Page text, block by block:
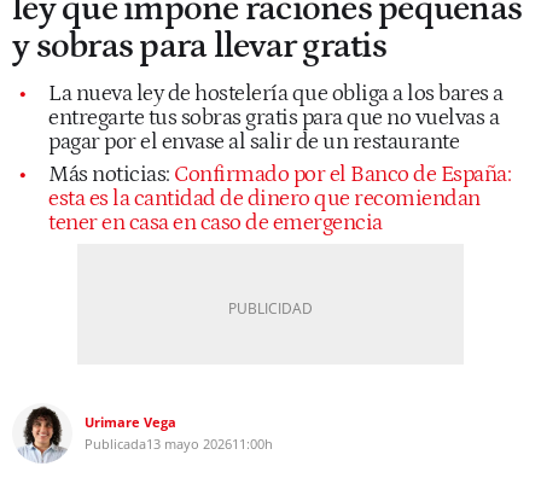
ley que impone raciones pequeñas
y sobras para llevar gratis
La nueva ley de hostelería que obliga a los bares a
entregarte tus sobras gratis para que no vuelvas a
pagar por el envase al salir de un restaurante
Más noticias: Confirmado por el Banco de España:
esta es la cantidad de dinero que recomiendan
tener en casa en caso de emergencia
Urimare Vega
Publicada13 mayo 202611:00h